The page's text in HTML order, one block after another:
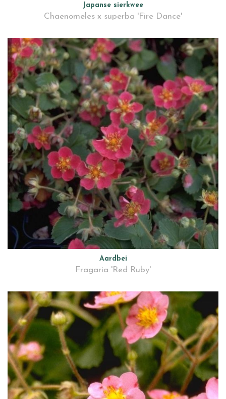
Japanse sierkwee
Chaenomeles x superba 'Fire Dance'
Aardbei
Fragaria 'Red Ruby'